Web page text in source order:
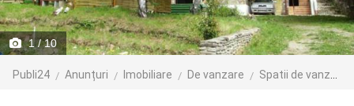
1/ 10
Publi24 Anunțuri Imobiliare De vanzare Spatii de vanzare